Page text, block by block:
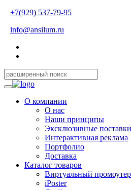
+7(929) 537-79-95
info@ansilum.ru
О компании
О нас
Наши принципы
Эксклюзивные поставки
Интерактивная реклама
Портфолио
Доставка
Каталог товаров
Виртуальный промоутер
iPoster